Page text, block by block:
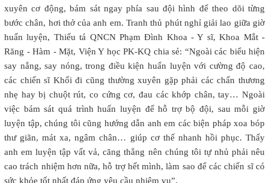
xuyên cơ động, bám sát ngay phía sau đội hình để theo dõi từng
bước chân, hơi thở của anh em. Tranh thủ phút nghỉ giải lao giữa giờ
huấn luyện, Thiếu tá QNCN Phạm Đình Khoa - Y sĩ, Khoa Mắt -
Răng - Hàm - Mặt, Viện Y học PK-KQ chia sẻ: “Ngoài các biểu hiện
say nắng, say nóng, trong điều kiện huấn luyện với cường độ cao,
các chiến sĩ Khối đi cũng thường xuyên gặp phải các chấn thương
nhẹ hay bị chuột rút, co cứng cơ, đau các khớp chân, tay… Ngoài
việc bám sát quá trình huấn luyện để hỗ trợ bộ đội, sau mỗi giờ
luyện tập, chúng tôi cũng hướng dẫn anh em các biện pháp xoa bóp
thư giãn, mát xa, ngâm chân… giúp cơ thể nhanh hồi phục. Thấy
anh em luyện tập vất vả, căng thẳng nên chúng tôi tự nhủ phải nêu
cao trách nhiệm hơn nữa, hỗ trợ hết mình, làm sao để các chiến sĩ có
sức khỏe tốt nhất đáp ứng yêu cầu nhiệm vụ”.